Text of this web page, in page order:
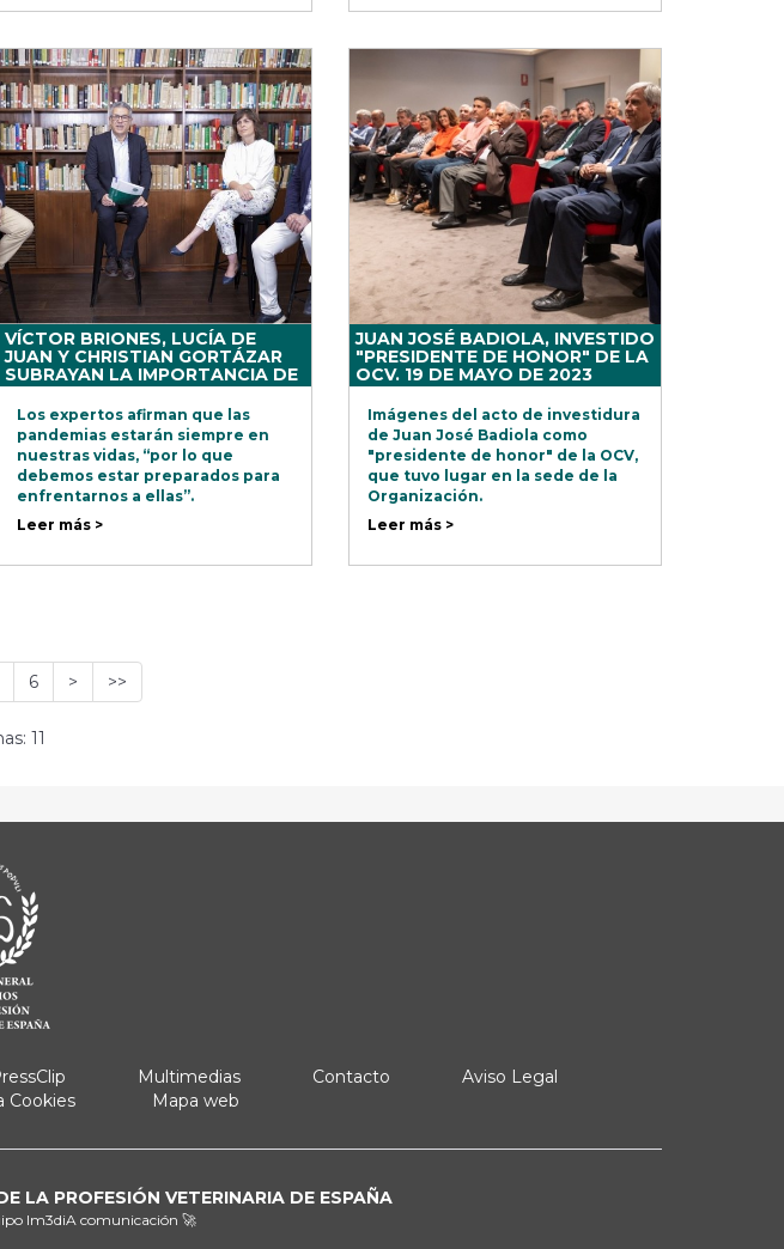
VÍCTOR BRIONES, LUCÍA DE
JUAN Y CHRISTIAN GORTÁZAR
SUBRAYAN LA IMPORTANCIA DE
LOS PLANES DE VIGILANCIA Y
CONTINGENCIA
Los expertos afirman que las
pandemias estarán siempre en
nuestras vidas, “por lo que
debemos estar preparados para
enfrentarnos a ellas”.
“Las pandemias van a formar
Leer más >
JUAN JOSÉ BADIOLA, INVESTIDO
"PRESIDENTE DE HONOR" DE LA
OCV. 19 DE MAYO DE 2023
Imágenes del acto de investidura
de Juan José Badiola como
"presidente de honor" de la OCV,
que tuvo lugar en la sede de la
Organización.
Leer más >
6 > >>
11
Multimedias Contacto
Aviso Legal
Cookies Mapa web
LA PROFESIÓN VETERINARIA DE ESPAÑA
Im3diA comunicación 🚀